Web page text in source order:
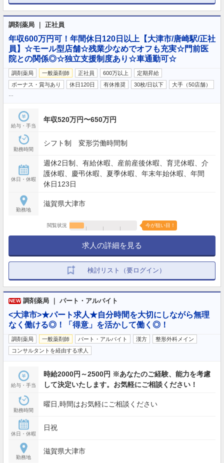
調剤薬局 ｜ 正社員
年収600万円可！年間休日120日以上【大津市/唐崎駅/正社
員】☆モール型店舗☆残業少なめでオフも充実☆門前医
院との関係◎☆独立支援制度あり☆車通勤可☆
調剤薬局 一般薬剤師 正社員 600万以上
定期昇給
ボーナス・賞与あり
休日120日 有休推奨 30枚/日以下 大手（50店舗）
給与・手当
年収520万円〜650万円
勤務時間
シフト制 変形労働時間制
休日・休暇
週休2日制、有給休暇、産前産後休暇、育児休暇、介
護休暇、慶弔休暇、夏季休暇、年末年始休暇、年間
休日123日
勤務地
滋賀県大津市
閲覧状況 今が狙い目！
求人の詳細を見る
検討リスト（要ログイン）
NEW 調剤薬局 ｜ パート・アルバイト
<大津市>★パート求人★自分時間を大切にしながら無理
なく働ける◎！「得意」を活かして働く◎！
調剤薬局 一般薬剤師 パート・アルバイト 漢方
整形外科メイン
コンサルタントを経由する求人
給与・手当
時給2000円～2500円 ※あなたのご経験、能力を考慮
して決定いたします。お気軽にご相談ください！
勤務時間
曜日,時間はお気軽にご相談ください
休日・休暇
日祝
勤務地
滋賀県大津市